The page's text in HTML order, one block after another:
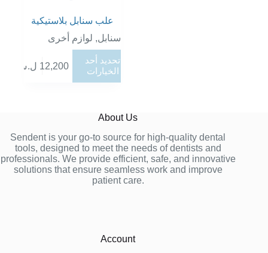
علب سنابل بلاستيكية
سنابل, لوازم أخرى
12,200 ل.س
تحديد أحد
الخيارات
العديد
يمكن
اختيار
الخيارات
على
About Us
Sendent is your go-to source for high-quality dental
tools, designed to meet the needs of dentists and
professionals. We provide efficient, safe, and innovative
solutions that ensure seamless work and improve
patient care.
Account